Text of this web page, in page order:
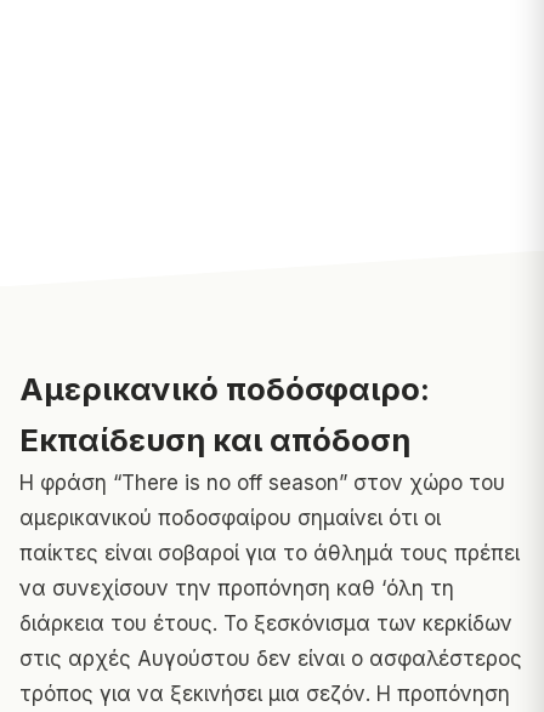
Αμερικανικό ποδόσφαιρο:
Εκπαίδευση και απόδοση
Η φράση “There is no off season” στον χώρο του
αμερικανικού ποδοσφαίρου σημαίνει ότι οι
παίκτες είναι σοβαροί για το άθλημά τους πρέπει
να συνεχίσουν την προπόνηση καθ ‘όλη τη
διάρκεια του έτους. Το ξεσκόνισμα των κερκίδων
στις αρχές Αυγούστου δεν είναι ο ασφαλέστερος
τρόπος για να ξεκινήσει μια σεζόν. Η προπόνηση